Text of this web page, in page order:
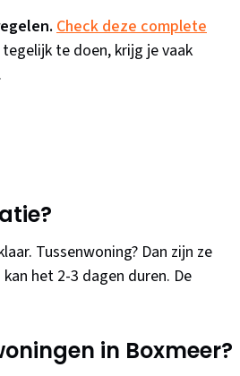
Check deze complete
te doen, krijg je vaak
Tussenwoning? Dan zijn ze
het 2-3 dagen duren. De
in Boxmeer?